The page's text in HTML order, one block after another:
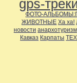
gps-
ФОТО-
ЖИВОТНЫЕ Ха ха!
новости анархотуризм
Кавказ Карпаты